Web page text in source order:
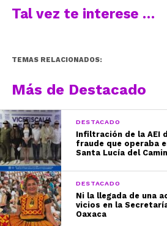
Tal vez te interese …
TEMAS RELACIONADOS:
Más de Destacado
DESTACADO
Infiltración de la AEI
fraude que operaba
Santa Lucía del
DESTACADO
Ni la llegada de una
vicios en la
Oaxaca